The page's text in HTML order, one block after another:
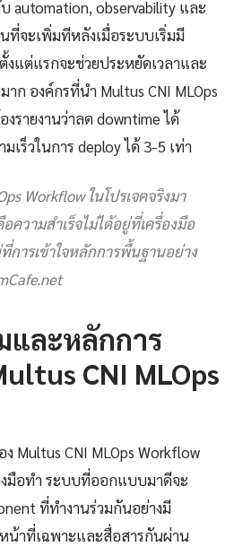
automation, observability และ
ที่จะเพิ่มทีหลังเมื่อระบบเริ่มมี
งแต่แรกจะช่วยประหยัดเวลาและ
าก องค์กรที่นำ Multus CNI MLOps
รายงานว่าลด downtime ได้
เร็วในการ deploy ได้ 3-5 เท่า
Workflow ในโปรเจคจริงมา
ความสำเร็จไม่ได้อยู่ที่เครื่องมือ
การเข้าใจหลักการพื้นฐานอย่าง
และหลักการ
CNI MLOps
Multus CNI MLOps Workflow
มือทำ ระบบที่ออกแบบมาดีจะ
ที่ทำงานร่วมกันอย่างมี
าที่เฉพาะและสื่อสารกันผ่าน